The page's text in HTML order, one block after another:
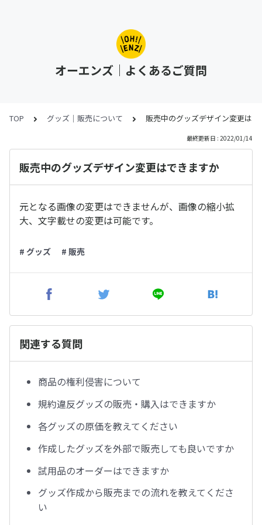
オーエンズ｜よくあるご質問
TOP グッズ｜販売について 販売中のグッズデザイン変更は
最終更新日 : 2022/01/14
販売中のグッズデザイン変更はできますか
元となる画像の変更はできませんが、画像の縮小拡
大、文字載せの変更は可能です。
# グッズ # 販売
関連する質問
商品の権利侵害について
規約違反グッズの販売・購入はできますか
各グッズの原価を教えてください
作成したグッズを外部で販売しても良いですか
試用品のオーダーはできますか
グッズ作成から販売までの流れを教えてくださ
い